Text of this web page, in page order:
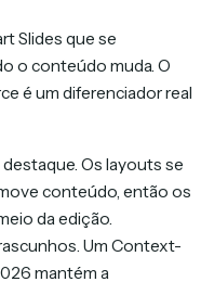
Slides que se
o conteúdo muda. O
é um diferenciador real
Os layouts se
conteúdo, então os
da edição.
Um Context-
mantém a